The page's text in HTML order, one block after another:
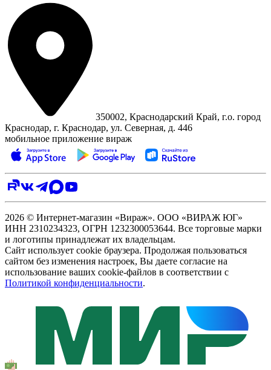
350002, Краснодарский Край, г.о. город
Краснодар, г. Краснодар, ул. Северная, д. 446
мобильное приложение вираж
2026 © Интернет-магазин «Вираж». ООО «ВИРАЖ ЮГ»
ИНН 2310234323, ОГРН 1232300053644. Все торговые марки
и логотипы принадлежат их владельцам.
Сайт использует cookie браузера. Продолжая пользоваться
сайтом без изменения настроек, Вы даете согласие на
использование ваших cookie-файлов в соответствии с
Политикой конфиденциальности.